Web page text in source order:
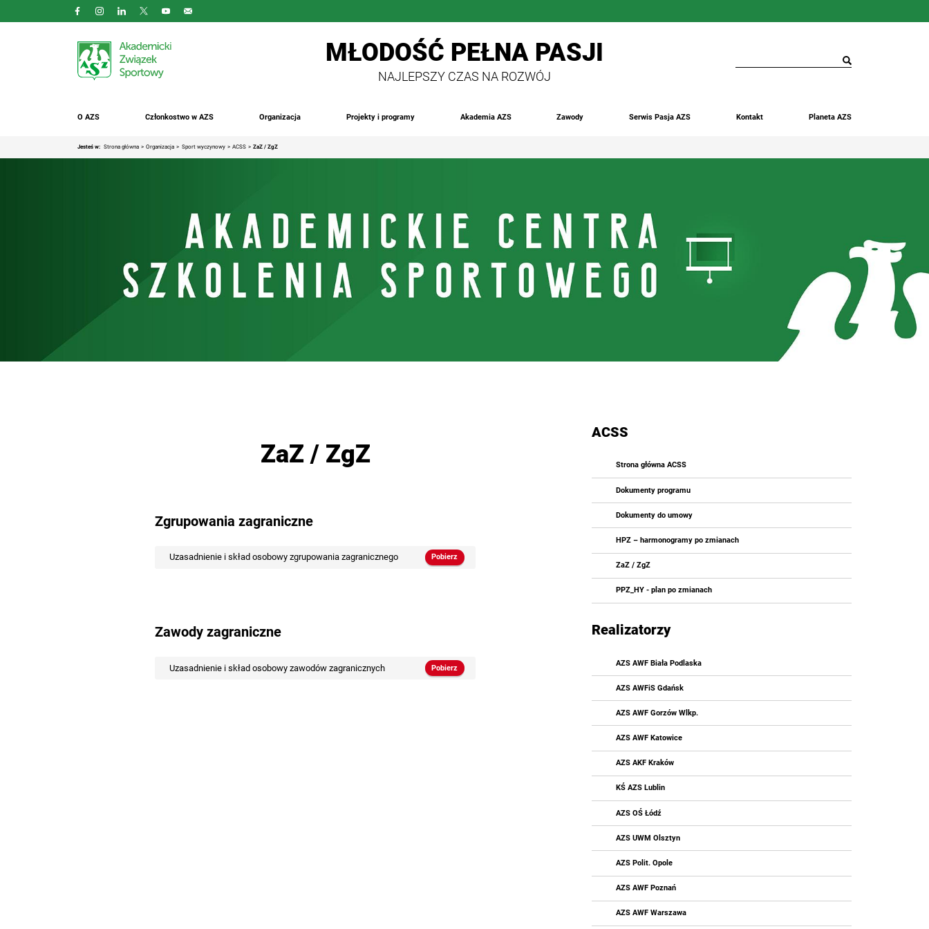
MŁODOŚĆ PEŁNA PASJI
NAJLEPSZY CZAS NA ROZWÓJ
O AZS Członkostwo w AZS Organizacja Projekty i programy Akademia AZS Zawody Serwis Pasja AZS Kontakt Planeta AZS
Jesteś w: Strona główna Organizacja Sport wyczynowy ACSS ZaZ / ZgZ
ACSS
Strona główna ACSS
Dokumenty programu
Dokumenty do umowy
HPZ – harmonogramy po zmianach
ZaZ / ZgZ
PPZ_HY - plan po zmianach
Realizatorzy
AZS AWF Biała Podlaska
AZS AWFiS Gdańsk
AZS AWF Gorzów Wlkp.
AZS AWF Katowice
AZS AKF Kraków
KŚ AZS Lublin
AZS OŚ Łódź
AZS UWM Olsztyn
AZS Polit. Opole
AZS AWF Poznań
AZS AWF Warszawa
ZaZ / ZgZ
Zgrupowania zagraniczne
Uzasadnienie i skład osobowy zgrupowania zagranicznego Pobierz
Zawody zagraniczne
Uzasadnienie i skład osobowy zawodów zagranicznych Pobierz